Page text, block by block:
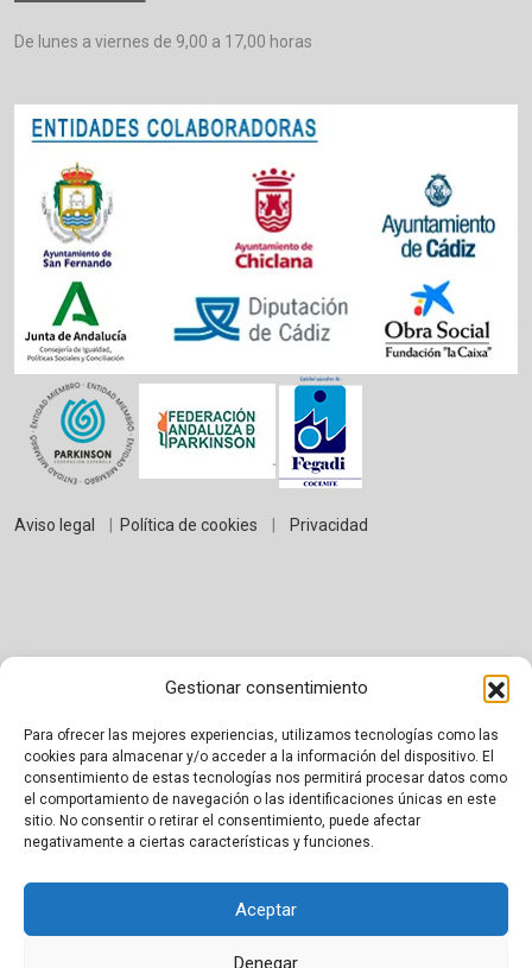
Gestionar consentimiento
Para ofrecer las mejores experiencias, utilizamos tecnologías como las
cookies para almacenar y/o acceder a la información del dispositivo. El
consentimiento de estas tecnologías nos permitirá procesar datos como
el comportamiento de navegación o las identificaciones únicas en este
sitio. No consentir o retirar el consentimiento, puede afectar
negativamente a ciertas características y funciones.
Aceptar
Denegar
De lunes a viernes de 9,00 a 17,00 horas
Aviso legal Política de cookies Privacidad
Proudly powered by WordPress |Theme: BetterHealth
CanyonThemes